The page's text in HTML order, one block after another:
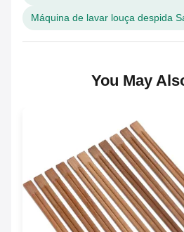
Máquina de lavar louça despida
You May